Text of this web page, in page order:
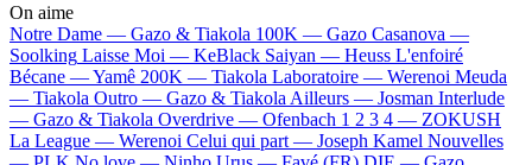
On aime
Notre Dame — Gazo & Tiakola 100K — Gazo Casanova —
Soolking Laisse Moi — KeBlack Saiyan — Heuss L'enfoiré
Bécane —Yamê 200K — Tiakola Laboratoire — Werenoi Meuda
— Tiakola Outro — Gazo & Tiakola Ailleurs — Josman Interlude
— Gazo & Tiakola Overdrive — Ofenbach 1 2 3 4 — ZOKUSH
La League — Werenoi Celui qui part — Joseph Kamel Nouvelles